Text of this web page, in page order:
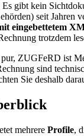
Es gibt kein
seit Jahren
eingebettetem
trotzdem
ZUGFeRD ist
sind
Sie deshalb
mehrere Profile,